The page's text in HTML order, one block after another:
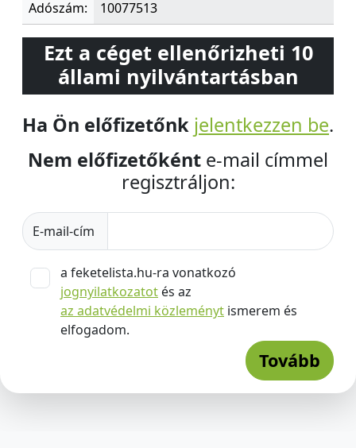
Adószám: 10077513
Ezt a céget ellenőrizheti 10
állami nyilvántartásban
Ha Ön előfizetőnk jelentkezzen be.
Nem előfizetőként e-mail címmel
regisztráljon:
E-mail-cím
a feketelista.hu-ra vonatkozó
jognyilatkozatot és az
az adatvédelmi közleményt ismerem és
elfogadom.
Tovább